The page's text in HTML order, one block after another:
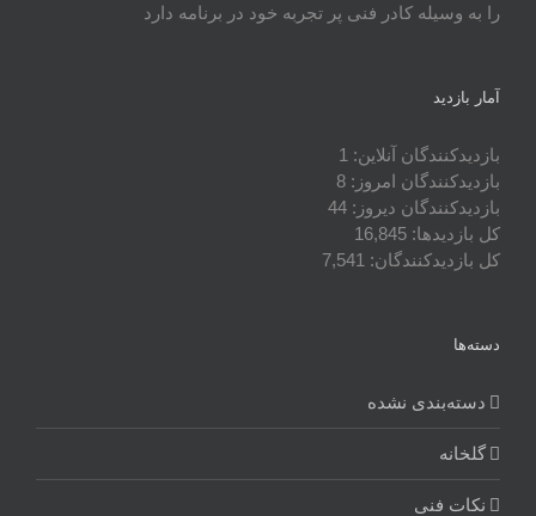
را به وسیله کادر فنی پر تجربه خود در برنامه دارد
آمار بازدید
بازدیدکنندگان آنلاین: 1
بازدیدکنندگان امروز: 8
بازدیدکنندگان دیروز: 44
کل بازدیدها: 16,845
کل بازدیدکنند‌گان: 7,541
دسته‌ها
دسته‌بندی نشده
گلخانه
نکات فنی